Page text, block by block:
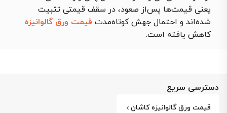
یعنی قیمت‌ها پس‌از صعود، در سقف قیمتی تثبیت
شده‌اند و احتمال جهش کوتاه‌مدت قیمت ورق گالوانیزه
کاهش یافته است.
دسترسی سریع
قیمت ورق گالوانیزه کاشان